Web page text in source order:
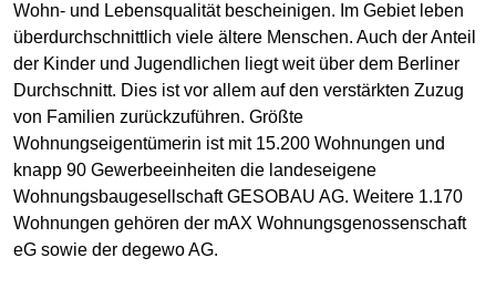
Wohn- und Lebensqualität bescheinigen. Im Gebiet leben
überdurchschnittlich viele ältere Menschen. Auch der Anteil
der Kinder und Jugendlichen liegt weit über dem Berliner
Durchschnitt. Dies ist vor allem auf den verstärkten Zuzug
von Familien zurückzuführen. Größte
Wohnungseigentümerin ist mit 15.200 Wohnungen und
knapp 90 Gewerbeeinheiten die landeseigene
Wohnungsbaugesellschaft GESOBAU AG. Weitere 1.170
Wohnungen gehören der mAX Wohnungsgenossenschaft
eG sowie der degewo AG.